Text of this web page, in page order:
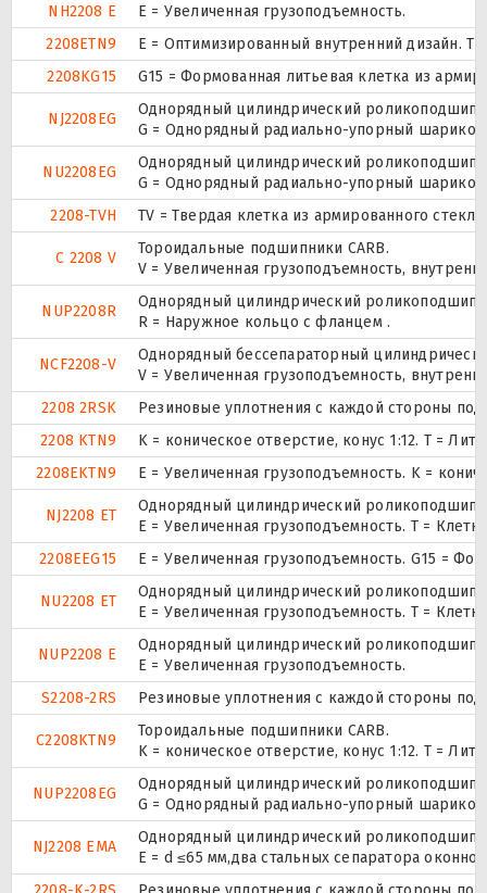
NH2208 E
Е = Увеличенная грузоподъемность.
2208ETN9
E = Оптимизированный внутренний дизайн.
2208KG15
G15 = Формованная литьевая клетка из
NJ2208EG
Однорядный цилиндрический
G = Однорядный радиально-упорный
NU2208EG
Однорядный цилиндрический
G = Однорядный радиально-упорный
2208-TVH
TV = Твердая клетка из армированного
C 2208 V
Тороидальные подшипники CARB.
V = Увеличенная грузоподъемность,
NUP2208R
Однорядный цилиндрический
R = Наружное кольцо с фланцем .
NCF2208-V
Однорядный бессепараторный
V = Увеличенная грузоподъемность,
2208 2RSK
Резиновые уплотнения с каждой стороны
2208 KTN9
K = коническое отверстие, конус 1:12. T =
2208EKTN9
E = Увеличенная грузоподъемность. K =
NJ2208 ET
Однорядный цилиндрический
E = Увеличенная грузоподъемность. T =
2208EEG15
E = Увеличенная грузоподъемность. G15 =
NU2208 ET
Однорядный цилиндрический
E = Увеличенная грузоподъемность. T =
NUP2208 E
Однорядный цилиндрический
Е = Увеличенная грузоподъемность.
S2208-2RS
Резиновые уплотнения с каждой стороны
C2208KTN9
Тороидальные подшипники CARB.
K = коническое отверстие, конус 1:12. T =
NUP2208EG
Однорядный цилиндрический
G = Однорядный радиально-упорный
NJ2208 EMA
Однорядный цилиндрический
E = d ≤65 мм,два стальных сепаратора